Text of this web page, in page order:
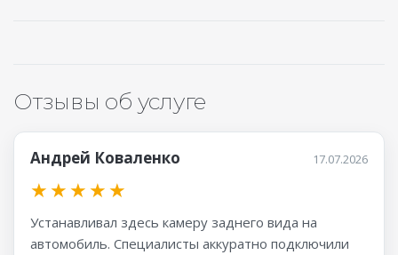
Отзывы об услуге
Андрей Коваленко 17.07.2026
★★★★★
Устанавливал здесь камеру заднего вида на
автомобиль. Специалисты аккуратно подключили